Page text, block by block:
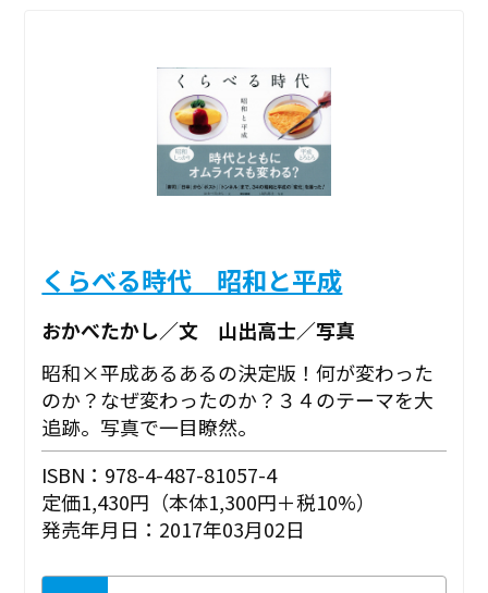
くらべる時代 昭和と平成
おかべたかし／文 山出高士／写真
昭和×平成あるあるの決定版！何が変わった
のか？なぜ変わったのか？３４のテーマを大
追跡。写真で一目瞭然。
ISBN：978-4-487-81057-4
定価1,430円（本体1,300円＋税10%）
発売年月日：2017年03月02日